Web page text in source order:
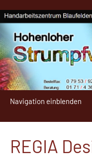
Navigation einblenden
REGIA